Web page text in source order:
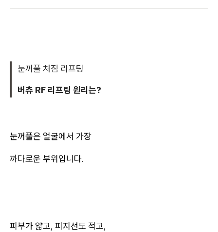
눈꺼풀 처짐 리프팅
버츄 RF 리프팅 원리는?
눈꺼풀은 얼굴에서 가장
까다로운 부위입니다.
피부가 얇고, 피지선도 적고,